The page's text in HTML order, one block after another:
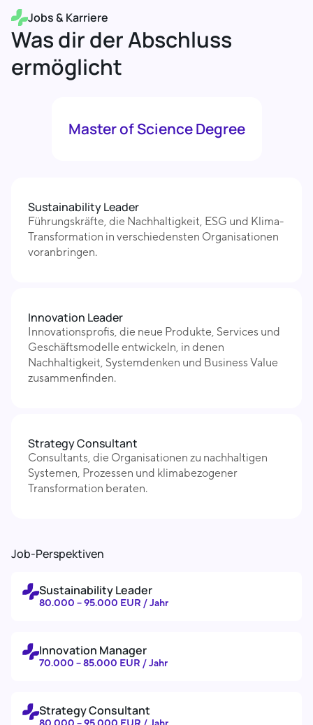
Jobs & Karriere
Was dir der Abschluss
ermöglicht
Master of Science Degree
Sustainability Leader
Führungskräfte, die Nachhaltigkeit, ESG und Klima-
Transformation in verschiedensten Organisationen
voranbringen.
Innovation Leader
Innovationsprofis, die neue Produkte, Services und
Geschäftsmodelle entwickeln, in denen
Nachhaltigkeit, Systemdenken und Business Value
zusammenfinden.
Strategy Consultant
Consultants, die Organisationen zu nachhaltigen
Systemen, Prozessen und klimabezogener
Transformation beraten.
Job-Perspektiven
Sustainability Leader
80.000 – 95.000 EUR / Jahr
Innovation Manager
70.000 – 85.000 EUR / Jahr
Strategy Consultant